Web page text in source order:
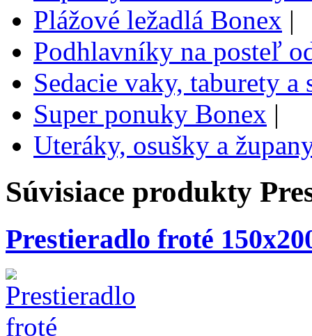
Plážové ležadlá Bonex |
Podhlavníky na posteľ
Sedacie vaky, taburety a
Super ponuky Bonex |
Uteráky, osušky a
Súvisiace produkty
Prestieradlo froté